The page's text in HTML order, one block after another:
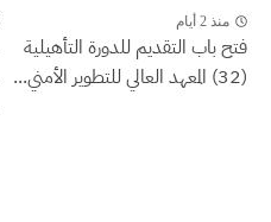
منذ 2 أيام
فتح باب التقديم للدورة التأهيلية
(32) المعهد العالي للتطوير الأمني...